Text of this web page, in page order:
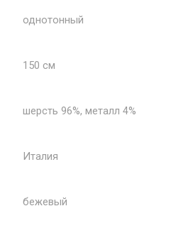
однотонный
150 см
шерсть 96%, металл 4%
Италия
бежевый